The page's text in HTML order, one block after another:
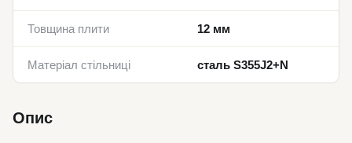
Товщина плити 12 мм
Матеріал стільниці сталь S355J2+N
Опис